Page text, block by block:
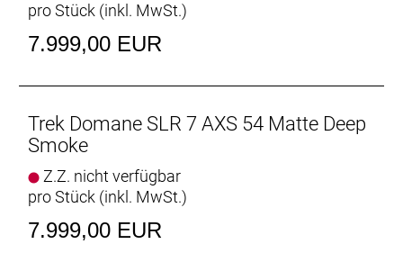
Rahmen: 800 Series OCLV Carbon, IsoSpeed,
integriertes Staufach, konisches Steuerrohr, interne
Zugführung, 3S-Kettenführung, Schutzblechösen,
Rahmengröße: 56
Rahmenmaterial: Carbon
Gangschaltung: SRAM Force AXS, max. 36 Z. an
größtem Ritzel
pro Stück (inkl. MwSt.)
7.999,00 EUR
Trek Domane SLR 7 AXS 54 Matte Deep
Smoke
Z.Z. nicht verfügbar
pro Stück (inkl. MwSt.)
7.999,00 EUR